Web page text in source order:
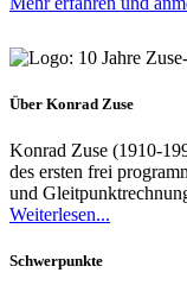
Über Konrad Zuse
Konrad Zuse (1910-
des ersten frei
und
Weiterlesen...
Schwerpunkte